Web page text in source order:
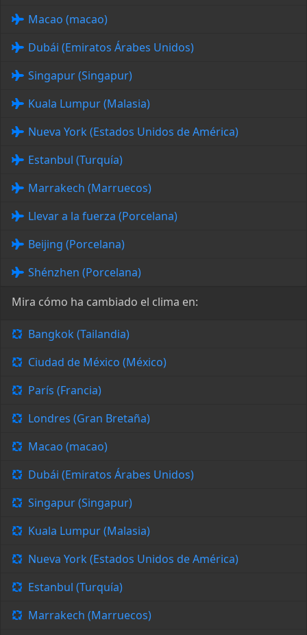
Macao (macao)
Dubái (Emiratos Árabes Unidos)
Singapur (Singapur)
Kuala Lumpur (Malasia)
Nueva York (Estados Unidos de América)
Estanbul (Turquía)
Marrakech (Marruecos)
Llevar a la fuerza (Porcelana)
Beijing (Porcelana)
Shénzhen (Porcelana)
Mira cómo ha cambiado el clima en:
Bangkok (Tailandia)
Ciudad de México (México)
París (Francia)
Londres (Gran Bretaña)
Macao (macao)
Dubái (Emiratos Árabes Unidos)
Singapur (Singapur)
Kuala Lumpur (Malasia)
Nueva York (Estados Unidos de América)
Estanbul (Turquía)
Marrakech (Marruecos)